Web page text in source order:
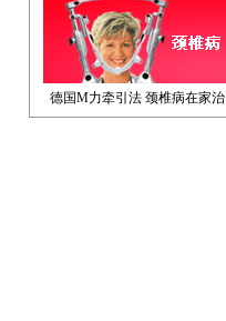
德国M力牵引法 颈椎病在家治